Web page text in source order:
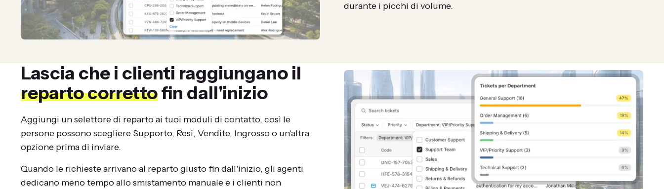
durante i picchi di volume.
Lascia che i clienti raggiungano il
reparto correttofin dall'inizio
Aggiungi un selettore di reparto ai tuoi moduli di contatto, così le
persone possono scegliere Supporto, Resi, Vendite, Ingrosso o un'altra
opzione prima di inviare.
Quando le richieste arrivano al reparto giusto fin dall'inizio, gli agenti
dedicano meno tempo allo smistamento manuale e i clienti non